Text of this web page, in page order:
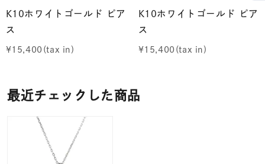
K10ホワイトゴールド ピア
ス
¥15,400
K10ホワイトゴールド ピア
ス
¥15,400
最近チェックした商品